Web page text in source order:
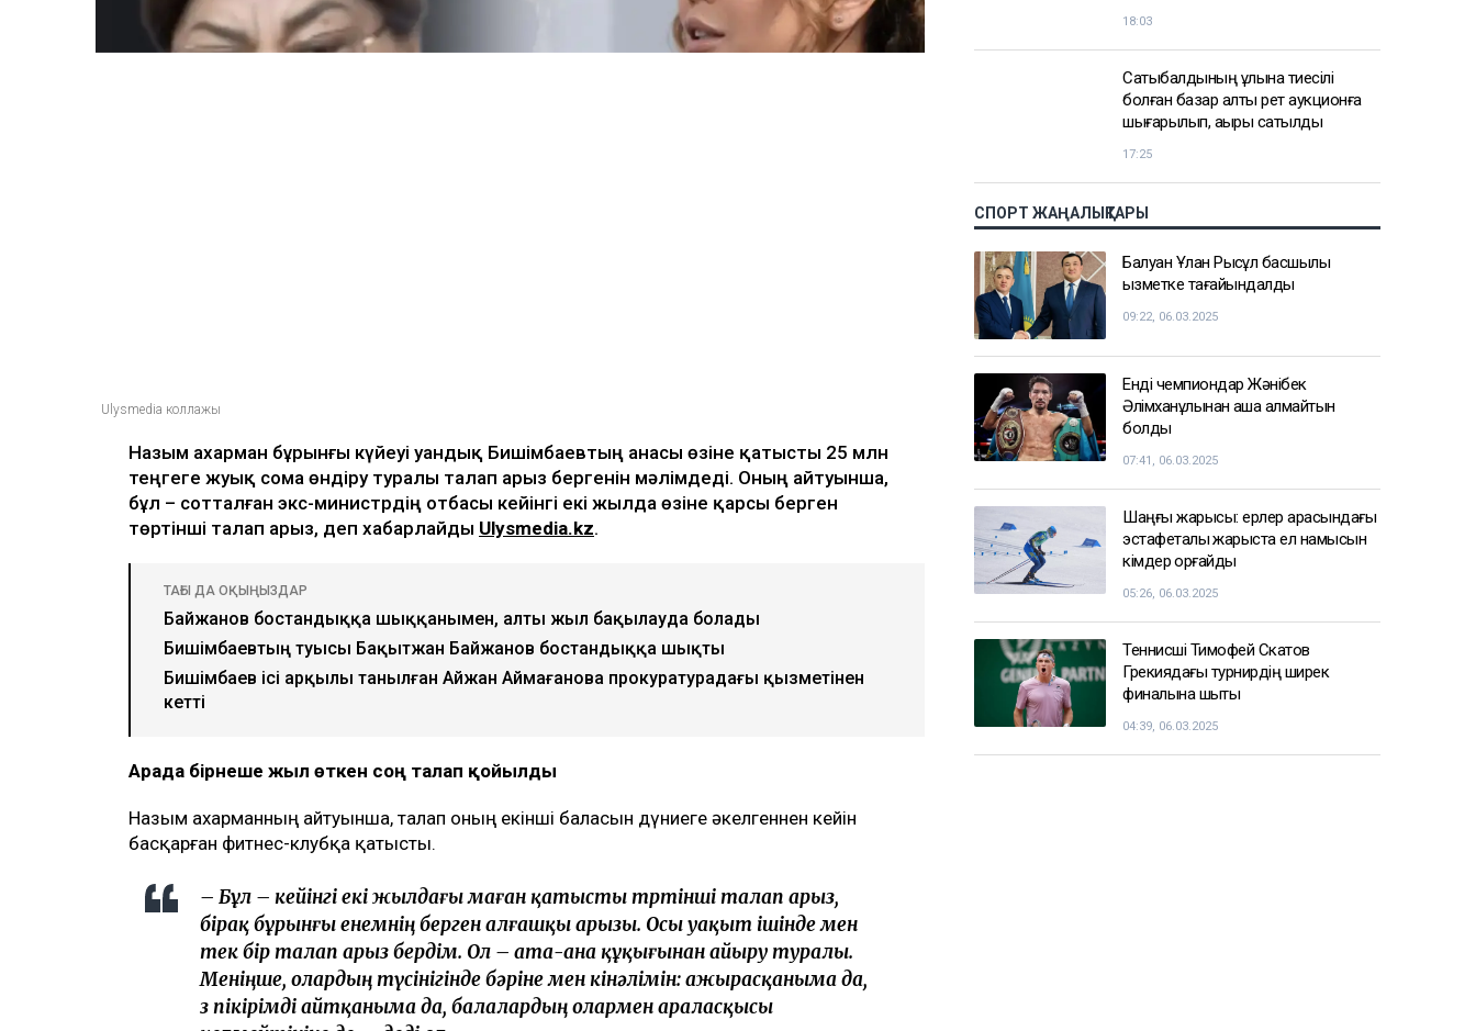
Ulysmedia коллажы
Назым Қахарман бұрынғы күйеуі Қуандық Бишімбаевтың анасы өзіне қатысты 25 млн
теңгеге жуық сома өндіру туралы талап арыз бергенін мәлімдеді. Оның айтуынша,
бұл – сотталған экс-министрдің отбасы кейінгі екі жылда өзіне қарсы берген
төртінші талап арыз, деп хабарлайды Ulysmedia.kz.
ТАҒЫ ДА ОҚЫҢЫЗДАР
Байжанов бостандыққа шыққанымен, алты жыл бақылауда болады
Бишімбаевтың туысы Бақытжан Байжанов бостандыққа шықты
Бишімбаев ісі арқылы танылған Айжан Аймағанова прокуратурадағы қызметінен
кетті
Арада бірнеше жыл өткен соң талап қойылды
Назым Қахарманның айтуынша, талап оның екінші баласын дүниеге әкелгеннен кейін
басқарған фитнес-клубқа қатысты.
– Бұл – кейінгі екі жылдағы маған қатысты төртінші талап арыз,
бірақ бұрынғы енемнің берген алғашқы арызы. Осы уақыт ішінде мен
тек бір талап арыз бердім. Ол – ата-ана құқығынан айыру туралы.
Меніңше, олардың түсінігінде бәріне мен кінәлімін: ажырасқаныма да,
өз пікірімді айтқаныма да, балалардың олармен араласқысы
18:03
Сатыбалдының ұлына тиесілі
болған базар алты рет аукционға
шығарылып, ақыры сатылды
17:25
СПОРТ ЖАҢАЛЫҚТАРЫ
Балуан Ұлан Рысқұл басшылық
қызметке тағайындалды
09:22, 06.03.2025
Енді чемпиондар Жәнібек
Әлімханұлынан қаша алмайтын
болды
07:41, 06.03.2025
Шаңғы жарысы: ерлер арасындағы
эстафеталық жарыста ел намысын
кімдер қорғайды
05:26, 06.03.2025
Теннисші Тимофей Скатов
Грекиядағы турнирдің ширек
финалына шықты
04:39, 06.03.2025